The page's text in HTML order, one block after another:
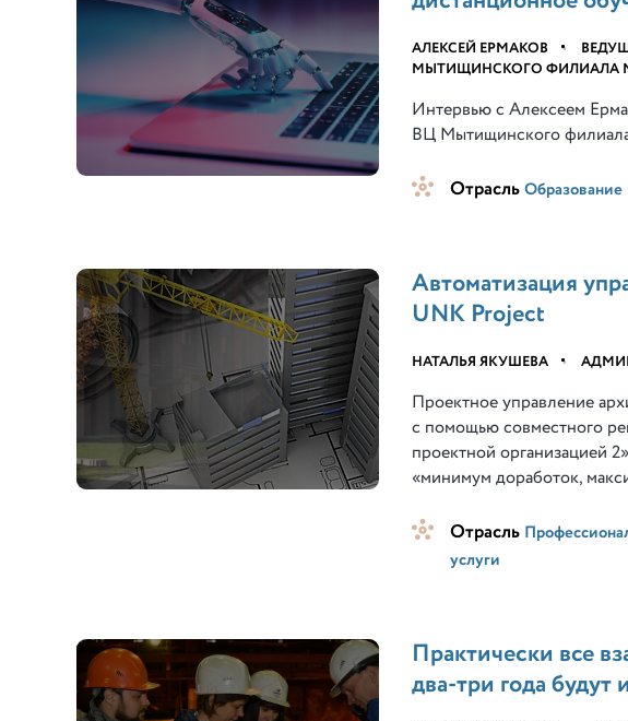
АЛЕКСЕЙ ЕРМАКОВ •
МЫТИЩИНСКОГО ФИЛИАЛА
Интервью с Алексеем
ВЦ Мытищинского
ОтрасльОбразование
Автоматизация
UNK Project
НАТАЛЬЯ ЯКУШЕВА •
Проектное управление
с помощью совместного
проектной организацией
«минимум доработок,
Отрасль
услуги
Практически все
два-три года